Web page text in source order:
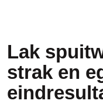
Lak
strak en